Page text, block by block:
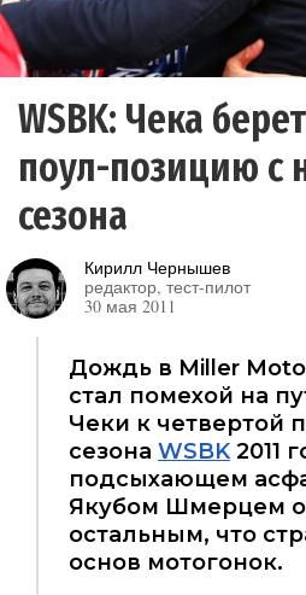
WSBK: Чека
поул-позицию с
сезона
Кирилл Чернышев
редактор, тест-пилот
30 мая 2011
Дождь в Miller
стал помехой на
Чеки к четвертой
сезона WSBK2011
подсыхающем
Якубом Шмерцем
остальным, что
основ мотогонок.